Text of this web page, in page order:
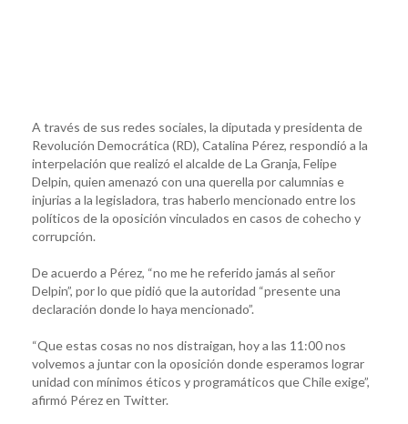
A través de sus redes sociales, la diputada y presidenta de
Revolución Democrática (RD), Catalina Pérez, respondió a la
interpelación que realizó el alcalde de La Granja, Felipe
Delpin, quien amenazó con una querella por calumnias e
injurias a la legisladora, tras haberlo mencionado entre los
políticos de la oposición vinculados en casos de cohecho y
corrupción.
De acuerdo a Pérez, “no me he referido jamás al señor
Delpin”, por lo que pidió que la autoridad “presente una
declaración donde lo haya mencionado”.
“Que estas cosas no nos distraigan, hoy a las 11:00 nos
volvemos a juntar con la oposición donde esperamos lograr
unidad con mínimos éticos y programáticos que Chile exige”,
afirmó Pérez en Twitter.